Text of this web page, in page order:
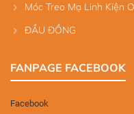
Móc Treo Mạ Linh Kiện
ĐẦU ĐỒNG
FANPAGE FACEBOOK
Facebook